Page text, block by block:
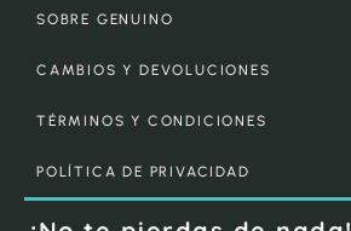
SOBRE GENUINO
CAMBIOS Y DEVOLUCIONES
TÉRMINOS Y CONDICIONES
POLÍTICA DE PRIVACIDAD